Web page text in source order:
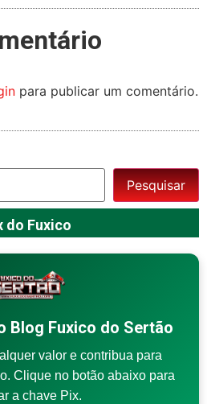
para publicar um comentário.
Pesquisar
do Fuxico
Blog Fuxico do Sertão
valor e contribua para
Clique no botão abaixo para
a chave Pix.